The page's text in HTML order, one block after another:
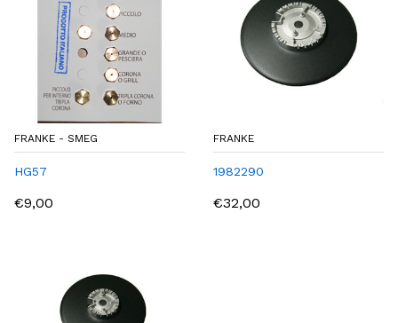
FRANKE - SMEG
HG57
€9,00
FRANKE
1982290
€32,00